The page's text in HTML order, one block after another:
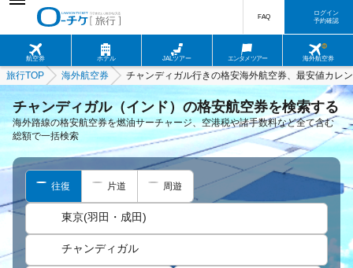
航空券 ホテル JALツアー エンタメツアー 海外航空券
FAQ
ログイン
予約確認
旅行TOP 海外航空券 チャンディガル行きの格安海外航空券、最安値カレ
チャンディガル（インド）の格安航空券を検索する
海外路線の格安航空券を燃油サーチャージ、空港税や諸手数料など全て含む
総額で一括検索
往復 片道 周遊
東京(羽田・成田)
チャンディガル